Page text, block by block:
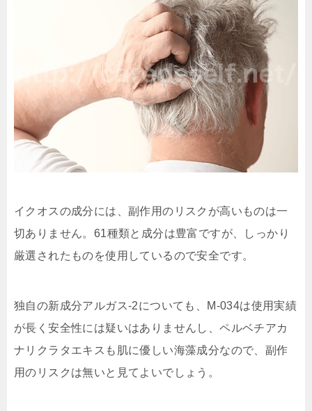
イクオスの成分には、副作用のリスクが高いものは一
切ありません。61種類と成分は豊富ですが、しっかり
厳選されたものを使用しているので安全です。
独自の新成分アルガス-2についても、M-034は使用実績
が長く安全性には疑いはありませんし、ペルベチアカ
ナリクラタエキスも肌に優しい海藻成分なので、副作
用のリスクは無いと見てよいでしょう。